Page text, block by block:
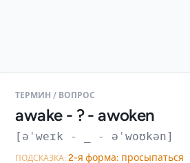
ТЕРМИН / ВОПРОС
awake - ? - awoken
[əˈweɪk - _ - əˈwoʊkən]
ПОДСКАЗКА: 2-я форма: просыпаться